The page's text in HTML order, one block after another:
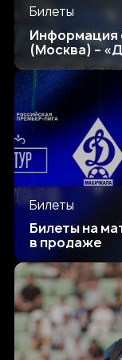
Билеты
Информация
(Москва) –
Билеты
Билеты на
в продаже